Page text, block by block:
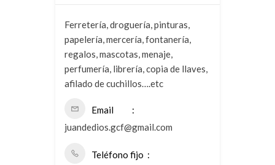
Ferretería, droguería, pinturas,
papelería, mercería, fontanería,
regalos, mascotas, menaje,
perfumería, librería, copia de llaves,
afilado de cuchillos….etc
Email
juandedios.gcf@gmail.com
Teléfono fijo